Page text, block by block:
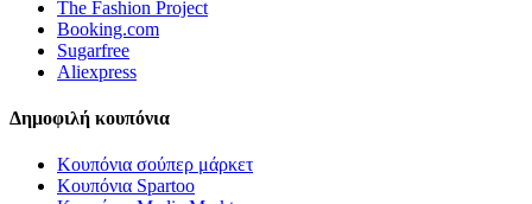
The Fashion Project
Booking.com
Sugarfree
Aliexpress
Δημοφιλή κουπόνια
Κουπόνια σούπερ μάρκετ
Κουπόνια Spartoo